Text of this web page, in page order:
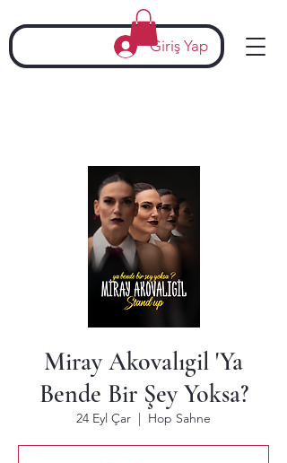
Giriş Yap
Miray Akovalıgil 'Ya
Bende Bir Şey Yoksa?
24 Eyl Çar
  |
Hop Sahne